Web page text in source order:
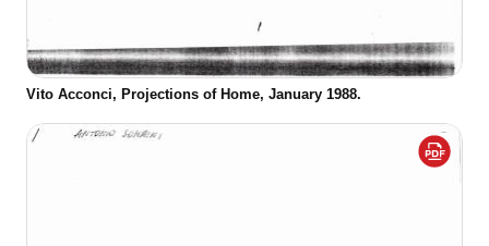
Vito Acconci, Projections of Home, January 1988.